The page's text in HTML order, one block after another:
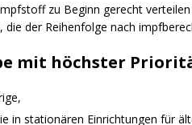
zu Beginn gerecht
die der Reihenfolge nach
mit höchster
in stationären Einrichtungen für